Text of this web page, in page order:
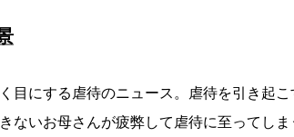
目にする虐待のニュース。虐待を引き起
ないお母さんが疲弊して虐待に至ってし